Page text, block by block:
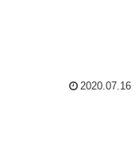
2020.07.16